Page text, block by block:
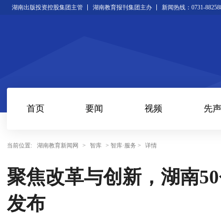
湖南出版投资控股集团主管 湖南教育报刊集团主办 新闻热线：0731-
首页 要闻 视频 先声
当前位置: 湖南教育新闻网 > 智库 > 智库·服务 > 详情
聚焦改革与创新，湖南
发布